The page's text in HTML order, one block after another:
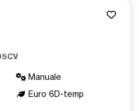
Manuale
Euro 6D-temp